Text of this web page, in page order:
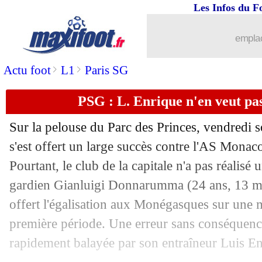
Actu foot> L1 > Paris SG
Les Infos du
PSG : L. Enrique n'en veut
Sur la pelouse du Parc des Princes, vendredi
s'est offert un large succès contre l'AS
Pourtant, le club de la capitale n'a pas réalisé
gardien Gianluigi Donnarumma (24 ans, 13
offert l'égalisation aux Monégasques sur une
première période. Une erreur sans
rapidement balayée par son entraîneur Luis
VIDEO : le superbe coup-franc de
25/11 Real: son avenir, Ancelotti toujours
25/11 Esp.: le Barça arrache un nul
25/11 VIDEO: Guardiola et Nunez
25/11 Ang. : Liverpool brise la série de
25/11 Man City: Haaland fait tomber un
25/11 Real : l'intérêt pour Icardi se confirme